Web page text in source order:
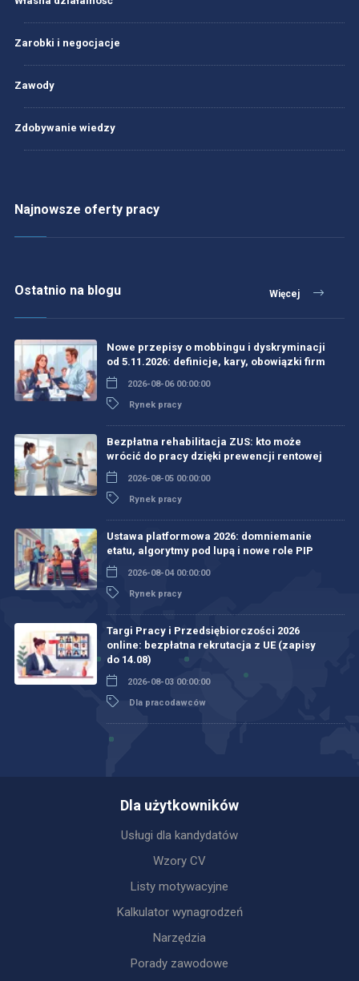
Zarobki i negocjacje
Zawody
Zdobywanie wiedzy
Najnowsze oferty pracy
Ostatnio na blogu Więcej
Nowe przepisy o mobbingu i dyskryminacji
od 5.11.2026: definicje, kary, obowiązki firm
2026-08-06 00:00:00
Rynek pracy
Bezpłatna rehabilitacja ZUS: kto może
wrócić do pracy dzięki prewencji rentowej
2026-08-05 00:00:00
Rynek pracy
Ustawa platformowa 2026: domniemanie
etatu, algorytmy pod lupą i nowe role PIP
2026-08-04 00:00:00
Rynek pracy
Targi Pracy i Przedsiębiorczości 2026
online: bezpłatna rekrutacja z UE (zapisy
do 14.08)
2026-08-03 00:00:00
Dla pracodawców
Dla użytkowników
Usługi dla kandydatów
Wzory CV
Listy motywacyjne
Kalkulator wynagrodzeń
Narzędzia
Porady zawodowe